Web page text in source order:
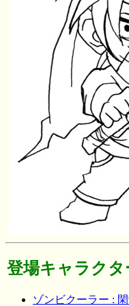
登場キャラクタ
ゾンビクーラー :